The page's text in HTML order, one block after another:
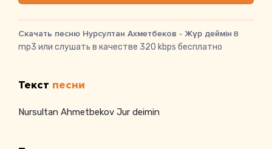
Скачать песню Нурсултан Ахметбеков - Жүр деймін в
mp3 или слушать в качестве 320 kbps бесплатно
Текст песни
Nursultan Ahmetbekov Jur deimin